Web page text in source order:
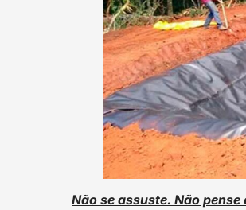
Não se assuste. Não